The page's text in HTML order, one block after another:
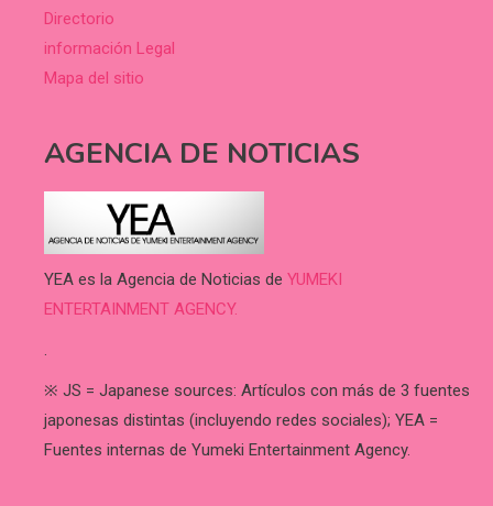
Directorio
información Legal
Mapa del sitio
AGENCIA DE NOTICIAS
YEA es la Agencia de Noticias de YUMEKI
ENTERTAINMENT AGENCY.
.
※ JS = Japanese sources: Artículos con más de 3 fuentes
japonesas distintas (incluyendo redes sociales); YEA =
Fuentes internas de Yumeki Entertainment Agency.